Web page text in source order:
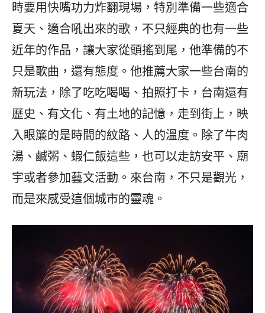
時要用快嘴功力炸翻現場，特別準備一些適合
夏天、適合吼出來的歌，不只經典的也有一些
近年的作品，讓大家從頭搖到尾，他準備的不
只是歌曲，還有態度。他推薦大家一些台南的
新玩法，除了吃吃喝喝、拍照打卡，台南還有
歷史、有文化、有土地的記憶，走到街上，映
入眼簾的是時間的紋路、人的溫度。除了牛肉
湯、鹹粥、蝦仁飯這些，也可以走訪安平、廟
宇或者參加藝文活動。來台南，不只是觀光，
而是來感受這個城市的靈魂。